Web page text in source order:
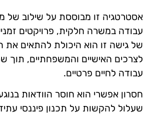
אסטרטגיה זו מבוססת על שילוב של
עבודה במשרה חלקית, פרויקטים
של גישה זו הוא היכולת להתאים את
לצרכים האישיים והמשפחתיים, תוך
עבודה לחיים פרטיים.
חסרון אפשרי הוא חוסר הוודאות
שעלול להקשות על תכנון פיננסי